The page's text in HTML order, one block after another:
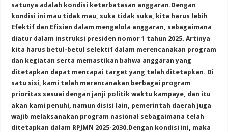
satunya adalah kondisi keterbatasan anggaran.Dengan
kondisi ini mau tidak mau, suka tidak suka, kita harus lebih
Efektif dan Efisien dalam mengelola anggaran, sebagaimana
diatur dalam instruksi presiden nomor 1 tahun 2025. Artinya
kita harus betul-betul selektif dalam merencanakan program
dan kegiatan serta memastikan bahwa anggaran yang
ditetapkan dapat mencapai target yang telah ditetapkan. Di
satu sisi, kami telah merencanakan berbagai program
prioritas sesuai dengan janji politik waktu kampaye, dan itu
akan kami penuhi, namun disisi lain, pemerintah daerah juga
wajib melaksanakan program nasional sebagaimana telah
ditetapkan dalam RPJMN 2025-2030.Dengan kondisi ini, maka